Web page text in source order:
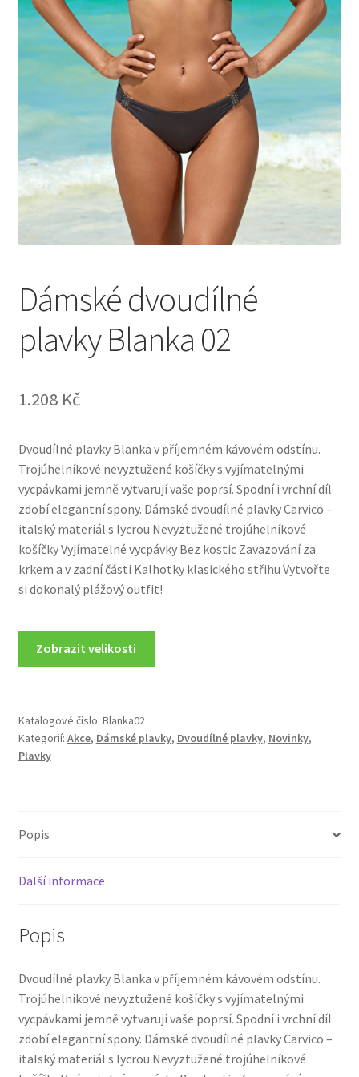
Dámské dvoudílné
plavky Blanka 02
1.208 Kč
Dvoudílné plavky Blanka v příjemném kávovém odstínu.
Trojúhelníkové nevyztužené košíčky s vyjímatelnými
vycpávkami jemně vytvarují vaše poprsí. Spodní i vrchní díl
zdobí elegantní spony. Dámské dvoudílné plavky Carvico –
italský materiál s lycrou Nevyztužené trojúhelníkové
košíčky Vyjímatelné vycpávky Bez kostic Zavazování za
krkem a v zadní části Kalhotky klasického střihu Vytvořte
si dokonalý plážový outfit!
Zobrazit velikosti
Katalogové číslo: Blanka02
Kategorií: Akce, Dámské plavky, Dvoudílné plavky, Novinky,
Plavky
Popis
Další informace
Popis
Dvoudílné plavky Blanka v příjemném kávovém odstínu.
Trojúhelníkové nevyztužené košíčky s vyjímatelnými
vycpávkami jemně vytvarují vaše poprsí. Spodní i vrchní díl
zdobí elegantní spony. Dámské dvoudílné plavky Carvico –
italský materiál s lycrou Nevyztužené trojúhelníkové